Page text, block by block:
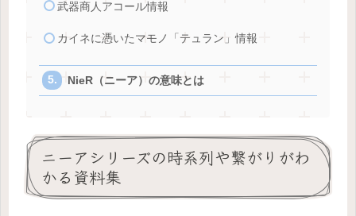
武器商人アコール情報
カイネに憑いたマモノ「テュラン」情報
NieR（ニーア）の意味とは
ニーアシリーズの時系列や繋がりがわ
かる資料集